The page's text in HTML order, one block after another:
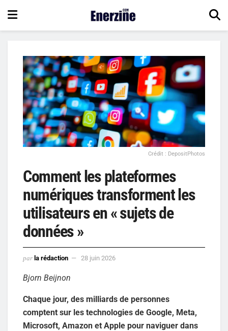
Crédit : DepositPhotos
Comment les plateformes
numériques transforment les
utilisateurs en « sujets de
données »
par la rédaction 28 juin 2026
Bjorn Beijnon
Chaque jour, des milliards de personnes
comptent sur les technologies de Google, Meta,
Microsoft, Amazon et Apple pour naviguer dans